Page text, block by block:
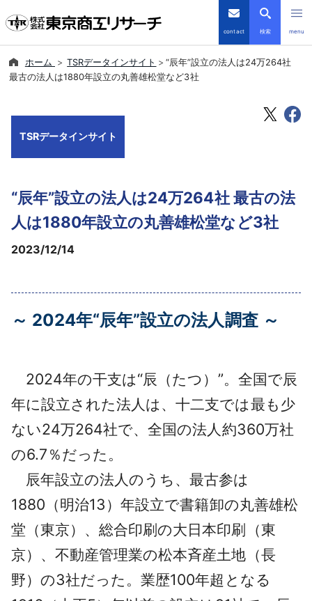
contact 検索 menu
倒産・注目企業情報
会社案内
導入事例
採用情報
English
ホーム TSRデータインサイト
“辰年”設立の法人は24万264社
最古の法人は1880年設立の丸善雄松堂など3社
TSRデータインサイト
“辰年”設立の法人は24万264社 最古の法
人は1880年設立の丸善雄松堂など3社
2023/12/14
～ 2024年“辰年”設立の法人調査 ～
2024年の干支は“辰（たつ）”。全国で辰
年に設立された法人は、十二支では最も少
ない24万264社で、全国の法人約360万社
の6.7％だった。
辰年設立の法人のうち、最古参は
1880（明治13）年設立で書籍卸の丸善雄松
堂（東京）、総合印刷の大日本印刷（東
京）、不動産管理業の松本斉産土地（長
野）の3社だった。業歴100年超となる